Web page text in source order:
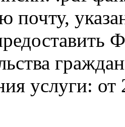
почту,
услуги: от